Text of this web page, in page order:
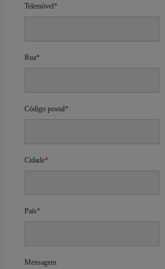
Telemóvel*
Rua*
Código postal*
Cidade*
País*
Mensagem